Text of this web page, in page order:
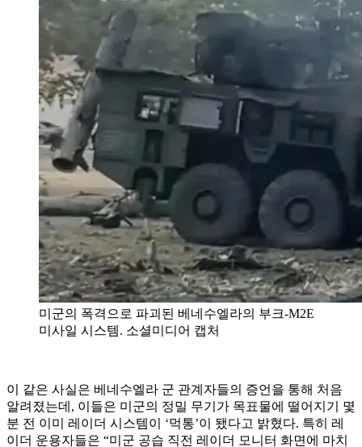
미군의 폭격으로 파괴된 베네수엘라의 부크-M2E
미사일 시스템. 소셜미디어 캡처
이 같은 사실은 베네수엘라 군 관계자들의 증언을 통해 처음
알려졌는데, 이들은 미군의 정밀 무기가 목표물에 떨어지기 몇
분 전 이미 레이더 시스템이 ‘먹통’이 됐다고 밝혔다. 특히 레
이더 운용자들은 “미군 공습 직전 레이더 모니터 화면에 마치